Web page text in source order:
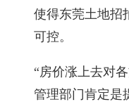
使得东莞土地招
可控。
“房价涨上去对
管理部门肯定是